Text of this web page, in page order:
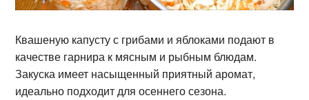
Квашеную капусту с грибами и яблоками подают в
качестве гарнира к мясным и рыбным блюдам.
Закуска имеет насыщенный приятный аромат,
идеально подходит для осеннего сезона.